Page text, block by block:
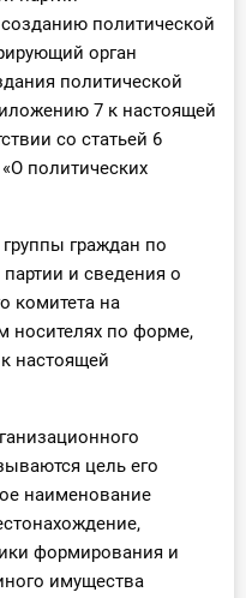
политической
орган
политической
7 к настоящей
со статьей 6
политических
граждан по
и сведения о
комитета на
носителях по форме,
настоящей
цель его
наименование
формирования и
имущества